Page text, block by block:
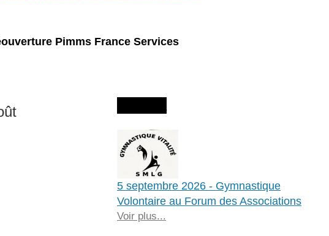
Pimms France Services
5 septembre 2026 - Gymnastique
Volontaire au Forum des Associations
Voir plus...